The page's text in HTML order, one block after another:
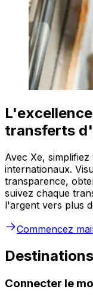
transferts
Avec Xe,
internationaux.
transparence,
suivez chaque
l'argent vers plus
Commencez
Connecter le